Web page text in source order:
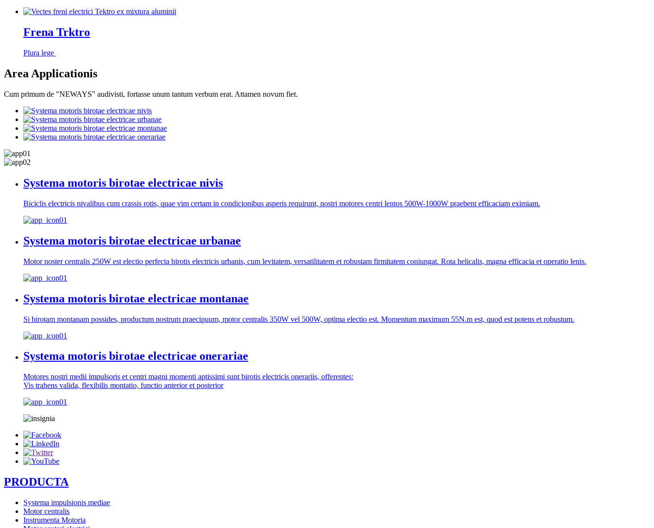
Frena Trktro
Plura lege
Area Applicationis
Cum primum de "NEWAYS" audivisti, fortasse unum tantum verbum erat. Attamen novum fiet.
Systema motoris birotae electricae nivis
Biciclis electricis nivalibus cum crassis rotis, quae vim certam in condicionibus asperis requirunt, nostri motores centri lentos 500W-1000W praebent efficaciam eximiam.
Systema motoris birotae electricae urbanae
Motor noster centralis 250W est electio perfecta birotis electricis urbanis, cum levitatem, versatilitatem et robustam firmitatem coniungat. Rota helicalis, magna efficacia et operatio lenis.
Systema motoris birotae electricae montanae
Si birotam montanam possides, productum nostrum praecipuum, motor centralis 350W vel 500W, optima electio est. Momentum maximum 55N.m est, quod est potens et robustum.
Systema motoris birotae electricae onerariae
Motores nostri medii impulsoris et centri magni momenti aptissimi sunt birotis electricis onerariis, offerentes:
Vis trahens valida, flexibilis montatio, functio anterior et posterior
PRODUCTA
Systema impulsionis mediae
Motor centralis
Instrumenta Motoria